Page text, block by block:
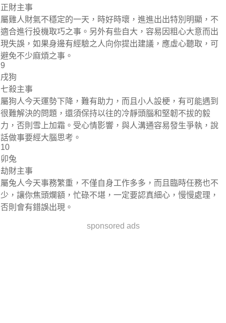
正財主事
屬雞人財氣不穩定的一天，時好時壞，進進出出特別明顯，不
適合進行投機取巧之事。另外有些自大，容易因粗心大意而出
現失誤，如果身邊有經驗之人向你提出建議，應虛心聽取，可
避免不少麻煩之事。
9
戌狗
七殺主事
屬狗人今天運勢下降，難有助力，而且小人設梗，有可能遇到
很難解決的問題，還須保持以往的冷靜頭腦和堅韌不拔的毅
力，否則雪上加霜。受心情影響，與人溝通容易發生爭執，說
話做事要經大腦思考。
10
卯兔
劫財主事
屬兔人今天事務繁重，不僅自身工作多多，而且臨時任務也不
少，讓你焦頭爛額，忙碌不堪，一定要認真細心，慢慢處理，
否則會有錯誤出現。
sponsored ads